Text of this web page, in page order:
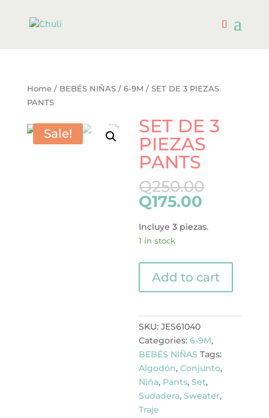
Home/ BEBÉS NIÑAS/ 6-9M / SET DE 3 PIEZAS
PANTS
Sale!
SET DE 3
PIEZAS
PANTS
Q250.00
Q175.00
Incluye 3 piezas.
1 in stock
PANTS
quantity
Add to cart
SKU:JES61040
Categories:6-9M,
BEBÉS NIÑAS Tags:
Algodón,Conjunto,
Niña, Pants,Set,
Sudadera,Sweater,
Traje